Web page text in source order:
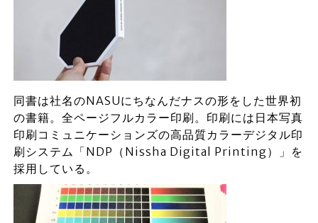
同書は社名のNASUにちなんだナスの形をした世界初
の書籍。全ページフルカラー印刷。印刷には日本写真
印刷コミュニケーションズの高品質カラーデジタル印
刷システム「NDP（Nissha Digital Printing）」を
採用している。